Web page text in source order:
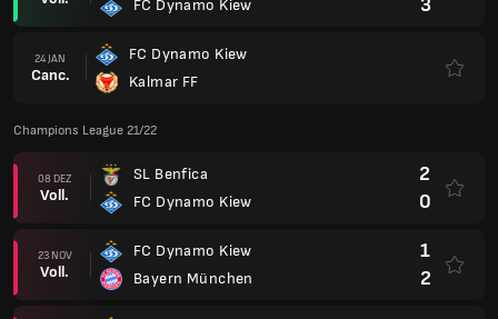
FC Dynamo Kiew
3
24 JAN
Canc.
FC Dynamo Kiew
Kalmar FF
Champions League 21/22
08 DEZ
Voll.
SL Benfica
FC Dynamo Kiew
2
0
23 NOV
Voll.
FC Dynamo Kiew
Bayern München
1
2